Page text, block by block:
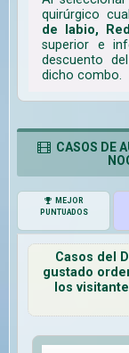
quirúrgico
de labio,
superior e
descuento
dicho combo.
CASOS DE
MEJOR
PUNTUADOS
Casos del
gustado
los